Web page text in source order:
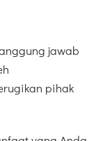
jawab
pihak